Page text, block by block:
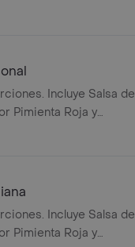
Pepperoncini.
Incluye Salsa de
Pimienta Roja y
Incluye Salsa de
Pimienta Roja y